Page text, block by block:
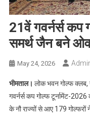
21वें गवर्नर्स कप
समर्थ जैन बने
May 24, 2026
भीमताल। लोक भवन गोल्फ क्लब,
गवर्नर्स कप गोल्फ टूर्नामेंट-2026
के नौ राज्यों से आए 179 गोल्फरों